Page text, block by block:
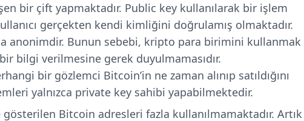
bir çift yapmaktadır. Public key kullanılarak bir işlem
gerçekten kendi kimliğini doğrulamış olmaktadır.
anonimdir. Bunun sebebi, kripto para birimini kullanmak
bilgi verilmesine gerek duyulmamasıdır.
bir gözlemci Bitcoin’in ne zaman alınıp satıldığını
yalnızca private key sahibi yapabilmektedir.
Bitcoin adresleri fazla kullanılmamaktadır. Artık